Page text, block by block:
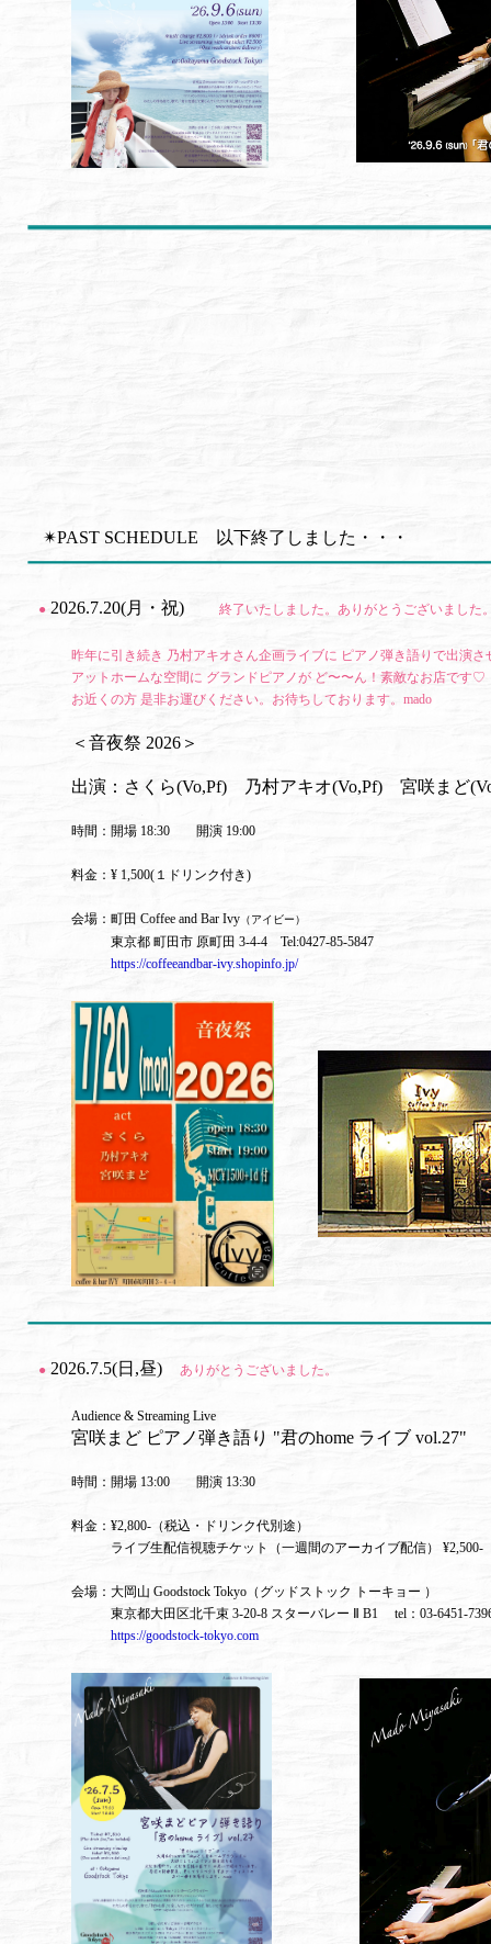
✴PAST SCHEDULE 以下終了しました・・・
● 2026.7.20(月・祝) 終了いたしました。ありがとうございました
昨年に引き続き 乃村アキオさん企画ライブに ピアノ弾き語りで出演さ
アットホームな空間に グランドピアノが ど〜〜ん！素敵なお店です♡
お近くの方 是非お運びください。お待ちしております。mado
＜音夜祭 2026＞
出演：さくら(Vo,Pf) 乃村アキオ(Vo,Pf) 宮咲まど
時間：開場 18:30 開演 19:00
料金：¥ 1,500(１ドリンク付き)
会場：町田 Coffee and Bar Ivy （アイビー）
東京都 町田市 原町田 3-4-4 Tel:0427-85-5847
https://coffeeandbar-ivy.shopinfo.jp/
● 2026.7.5(日,昼) ありがとうございました。
Audience & Streaming Live
宮咲まど ピアノ弾き語り "君のhome ライブ vol.27"
時間：開場 13:00 開演 13:30
料金：¥2,800-（税込・ドリンク代別途）
ライブ生配信視聴チケット（一週間のアーカイブ配信） ¥2,500-
会場：大岡山 Goodstock Tokyo（グッドストック トーキョー ）
東京都大田区北千束 3-20-8 スターバレー Ⅱ B1 tel：03-6451-
https://goodstock-tokyo.com